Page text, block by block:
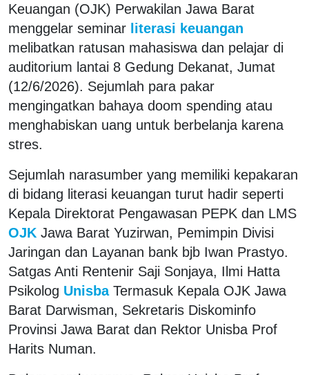
Keuangan (OJK) Perwakilan Jawa Barat
menggelar seminar literasi keuangan
melibatkan ratusan mahasiswa dan pelajar di
auditorium lantai 8 Gedung Dekanat, Jumat
(12/6/2026). Sejumlah para pakar
mengingatkan bahaya doom spending atau
menghabiskan uang untuk berbelanja karena
stres.
Sejumlah narasumber yang memiliki kepakaran
di bidang literasi keuangan turut hadir seperti
Kepala Direktorat Pengawasan PEPK dan LMS
OJK Jawa Barat Yuzirwan, Pemimpin Divisi
Jaringan dan Layanan bank bjb Iwan Prastyo.
Satgas Anti Rentenir Saji Sonjaya, Ilmi Hatta
Psikolog Unisba Termasuk Kepala OJK Jawa
Barat Darwisman, Sekretaris Diskominfo
Provinsi Jawa Barat dan Rektor Unisba Prof
Harits Numan.